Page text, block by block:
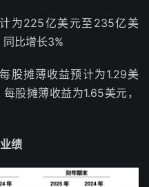
为225亿美元至235亿美
比增长3%
股摊薄收益预计为1.29美
股摊薄收益为1.65美元，
绩